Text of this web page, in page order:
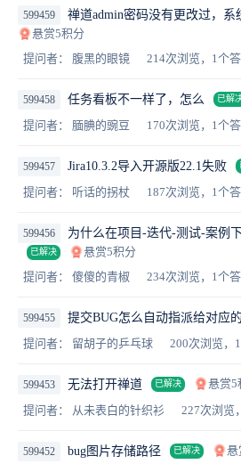
599459 禅道admin密码没有更改过，系
悬赏5积分
提问者： 腹黑的眼镜
214次浏览，1个
599458 任务看板不一样了，怎么 已解
提问者： 腼腆的豌豆
170次浏览，1个
599457 Jira10.3.2导入开源版22.1失败
提问者： 听话的拐杖
187次浏览，1个
599456 为什么在项目-迭代-测试-案例
已解决
悬赏5积分
提问者： 傻傻的青椒
234次浏览，1个
599455 提交BUG怎么自动指派给对应
提问者： 留胡子的乒乓球
200次浏览，
599453 无法打开禅道 已解决
悬赏5
提问者： 从未表白的针织衫
227次浏览
599452 bug图片存储路径 已解决
悬